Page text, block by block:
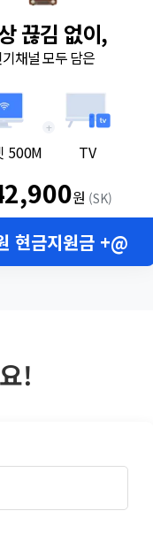
끊김 없이,
채널 모두 담은
500M
+
TV
원 (SK)
현금지원금 +@
!